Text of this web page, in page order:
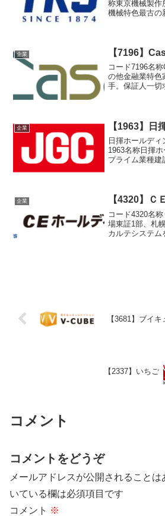
称東京機械製作
機械特色最古の
成による構造
月末日単...
企業 【7196】
コード7196名
の他金融業特色
手。保証人一切
岡 晃設立2013
企業 【1963】日
日揮ホールデ
1963名称日揮
プライム業種建
手がける。再
1962年5...
企業 【4320】Ｃ
コード4320名
場東証1部、札
カルテシステム
も強化代表者
25日上場2001
【3681】ブイ
【2337】いちご
コメント
コメントをどうぞ
メールアドレスが公開されることは
いている欄は必須項目です
コメント ※